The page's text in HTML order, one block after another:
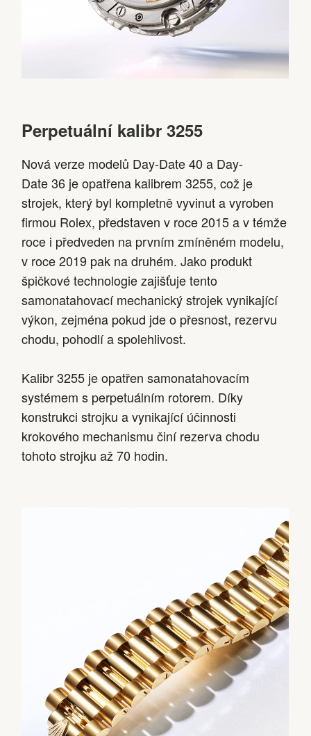
Perpetuální kalibr 3255
Nová verze modelů Day-Date 40 a Day-
Date 36 je opatřena kalibrem 3255, což je
strojek, který byl kompletně vyvinut a vyroben
firmou Rolex, představen v roce 2015 a v témže
roce i předveden na prvním zmíněném modelu,
v roce 2019 pak na druhém. Jako produkt
špičkové technologie zajišťuje tento
samonatahovací mechanický strojek vynikající
výkon, zejména pokud jde o přesnost, rezervu
chodu, pohodlí a spolehlivost.
Kalibr 3255 je opatřen samonatahovacím
systémem s perpetuálním rotorem. Díky
konstrukci strojku a vynikající účinnosti
krokového mechanismu činí rezerva chodu
tohoto strojku až 70 hodin.